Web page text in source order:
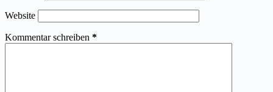
Website
Kommentar schreiben *